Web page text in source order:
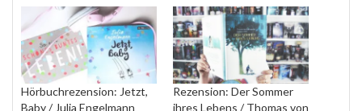
Hörbuchrezension: Jetzt,
Baby / Julia Engelmann
Rezension: Der Sommer
ihres Lebens / Thomas von